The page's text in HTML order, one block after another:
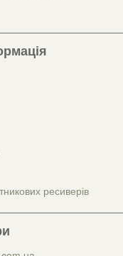
ресиверів